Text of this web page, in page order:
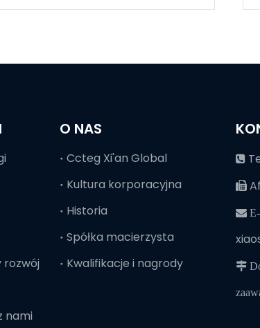
w Tingnan
rozwój
nami
O NAS
Ccteg Xi'an Global
Kultura korporacyjna
Historia
Spółka macierzysta
Kwalifikacje i nagrody


 E-
